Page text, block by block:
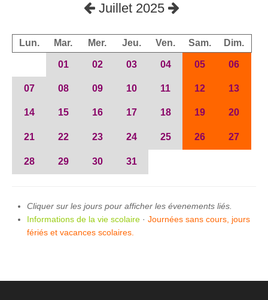
Juillet 2025
Lun. Mar. Mer. Jeu. Ven. Sam. Dim.
01 02 03 04 05 06
07 08 09 10 11 12 13
14 15 16 17 18 19 20
21 22 23 24 25 26 27
28 29 30 31
Cliquer sur les jours pour afficher les évenements liés.
Informations de la vie scolaire · Journées sans cours, jours
fériés et vacances scolaires.